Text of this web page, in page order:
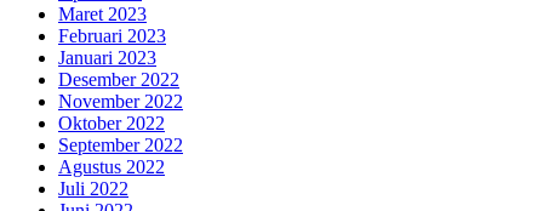
Maret 2023
Februari 2023
Januari 2023
Desember 2022
November 2022
Oktober 2022
September 2022
Agustus 2022
Juli 2022